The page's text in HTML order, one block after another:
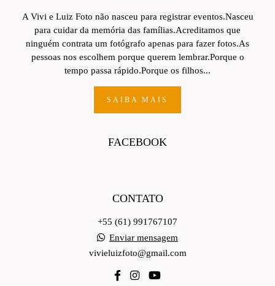
A Vivi e Luiz Foto não nasceu para registrar eventos.Nasceu
para cuidar da memória das famílias.Acreditamos que
ninguém contrata um fotógrafo apenas para fazer fotos.As
pessoas nos escolhem porque querem lembrar.Porque o
tempo passa rápido.Porque os filhos...
SAIBA MAIS
FACEBOOK
CONTATO
+55 (61) 991767107
Enviar mensagem
vivieluizfoto@gmail.com